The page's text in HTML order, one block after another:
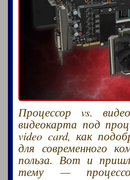
Процессор vs.
видеокарта под
video card, как
для современного
польза. Вот и
тему —